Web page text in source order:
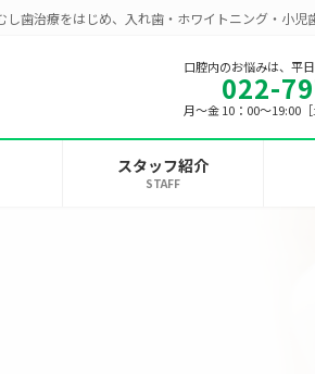
歯治療をはじめ、入れ歯・ホワイトニング・小児
口腔内のお悩みは、平
022-
月～金 10：00～19:00［
スタッフ紹介
STAFF